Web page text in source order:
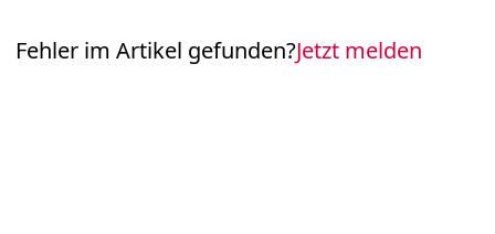
Fehler im Artikel gefunden?Jetzt melden